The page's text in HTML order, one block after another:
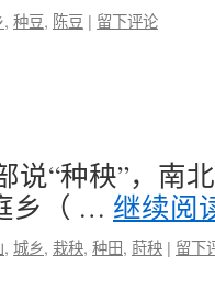
, 种豆, 陈豆 | 留下评论
说“种秧”，南
乡（ … 继续阅
, 城乡, 栽秧, 种田, 莳秧 | 留下